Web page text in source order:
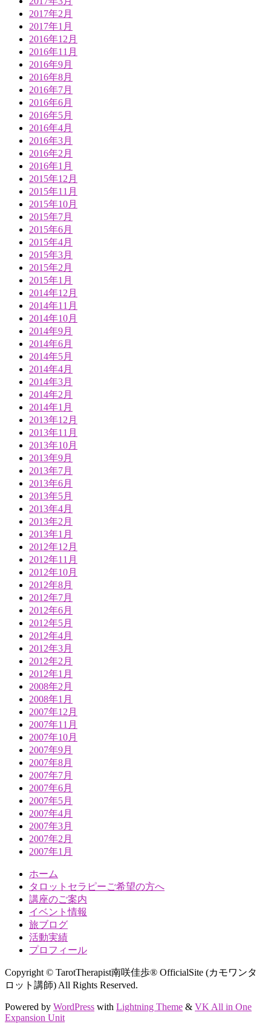
2017年2月
2017年1月
2016年12月
2016年11月
2016年9月
2016年8月
2016年7月
2016年6月
2016年5月
2016年4月
2016年3月
2016年2月
2016年1月
2015年12月
2015年11月
2015年10月
2015年7月
2015年6月
2015年4月
2015年3月
2015年2月
2015年1月
2014年12月
2014年11月
2014年10月
2014年9月
2014年6月
2014年5月
2014年4月
2014年3月
2014年2月
2014年1月
2013年12月
2013年11月
2013年10月
2013年9月
2013年7月
2013年6月
2013年5月
2013年4月
2013年2月
2013年1月
2012年12月
2012年11月
2012年10月
2012年8月
2012年7月
2012年6月
2012年5月
2012年4月
2012年3月
2012年2月
2012年1月
2008年2月
2008年1月
2007年12月
2007年11月
2007年10月
2007年9月
2007年8月
2007年7月
2007年6月
2007年5月
2007年4月
2007年3月
2007年2月
2007年1月
ホーム
タロットセラピーご希望の方へ
講座のご案内
イベント情報
旅ブログ
活動実績
プロフィール
Copyright © TarotTherapist南咲佳歩® OfficialSite (カモワンタ
ロット講師) All Rights Reserved.
Powered by WordPress with Lightning Theme & VK All in One
Expansion Unit